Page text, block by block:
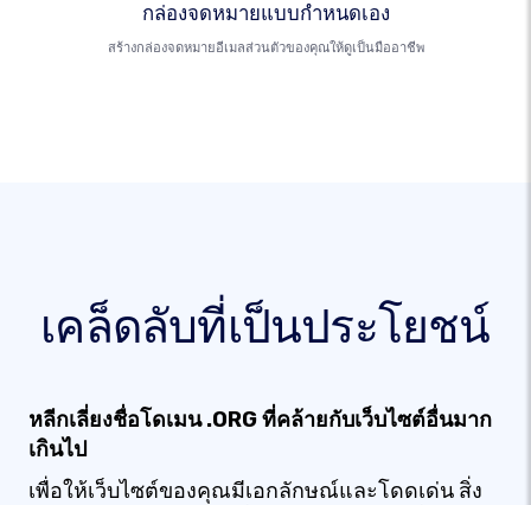
กล่องจดหมายแบบกำหนดเอง
สร้างกล่องจดหมายอีเมลส่วนตัวของคุณให้ดูเป็นมืออาชีพ
เคล็ดลับที่เป็นประโยชน์
หลีกเลี่ยงชื่อโดเมน .ORG ที่คล้ายกับเว็บไซต์อื่นมาก
เกินไป
เพื่อให้เว็บไซต์ของคุณมีเอกลักษณ์และโดดเด่น สิ่ง